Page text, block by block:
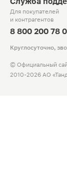
Для покупателей
и контрагентов
8 800 200 78
Круглосуточно,
© Официальный
2010-2026 АО